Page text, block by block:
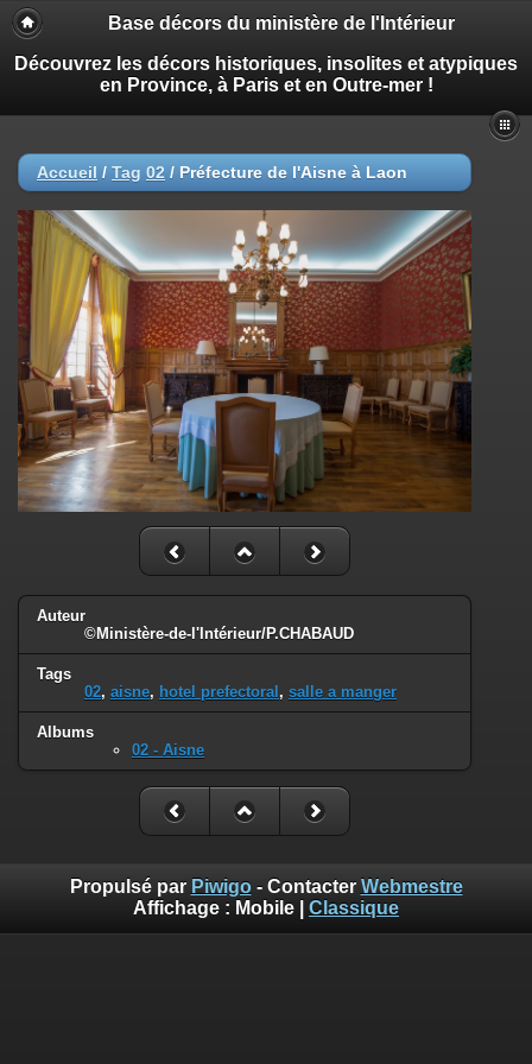
Base décors du ministère de l'Intérieur
Découvrez les décors historiques, insolites et atypiques
en Province, à Paris et en Outre-mer !
Accueil / Tag 02 / Préfecture de l'Aisne à Laon
Auteur
©Ministère-de-l'Intérieur/P.CHABAUD
Tags
02, aisne, hotel prefectoral , salle a manger
Albums
02 - Aisne
Propulsé par Piwigo- Contacter Webmestre
Affichage : Mobile Classique